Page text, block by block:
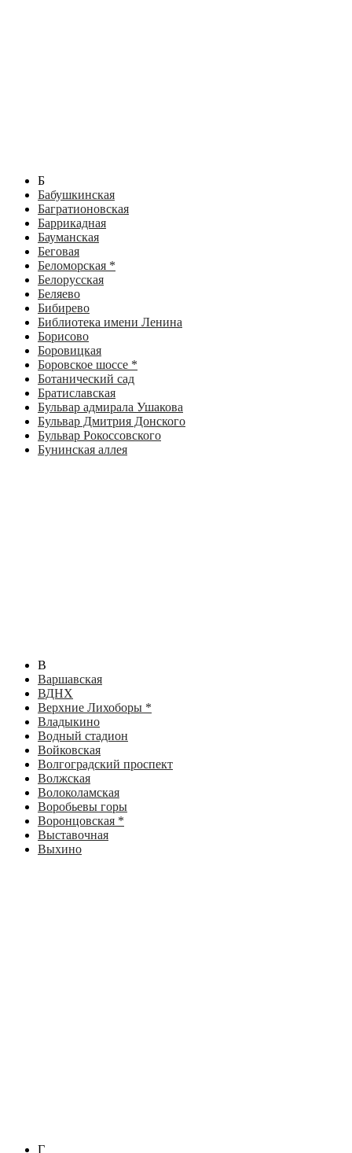
Б
Бабушкинская
Багратионовская
Баррикадная
Бауманская
Беговая
Беломорская *
Белорусская
Беляево
Бибирево
Библиотека имени Ленина
Борисово
Боровицкая
Боровское шоссе *
Ботанический сад
Братиславская
Бульвар адмирала Ушакова
Бульвар Дмитрия Донского
Бульвар Рокоссовского
Бунинская аллея
В
Варшавская
ВДНХ
Верхние Лихоборы *
Владыкино
Водный стадион
Войковская
Волгоградский проспект
Волжская
Волоколамская
Воробьевы горы
Воронцовская *
Выставочная
Выхино
Г